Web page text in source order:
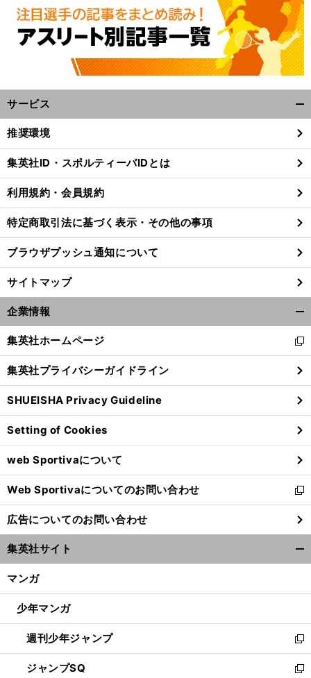
サービス
閉
る
推奨環境
集英社ID・スポルティーバIDとは
利用規約・会員規約
特定商取引法に基づく表示・その他の事項
ブラウザプッシュ通知について
サイトマップ
企業情報
閉
る
集英社ホームページ
新
し
い
ウ
ィ
ン
ド
ウ
で
開
く
集英社プライバシーガイドライン
SHUEISHA Privacy Guideline
Setting of Cookies
web Sportivaについて
Web Sportivaについてのお問い合わせ
新
し
い
ウ
ィ
ン
ウ
開
く
広告についてのお問い合わせ
集英社サイト
マンガ
少年マンガ
週刊少年ジャンプ
新
し
い
ジャンプSQ
新